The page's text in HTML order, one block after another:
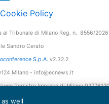
Cookie Policy
al Tribunale di Milano Reg. n. 8556/2026
Sandro Cerato
S.p.A. v2.32.2
Milano - info@ecnews.it
Registro Imprese di Milano
well